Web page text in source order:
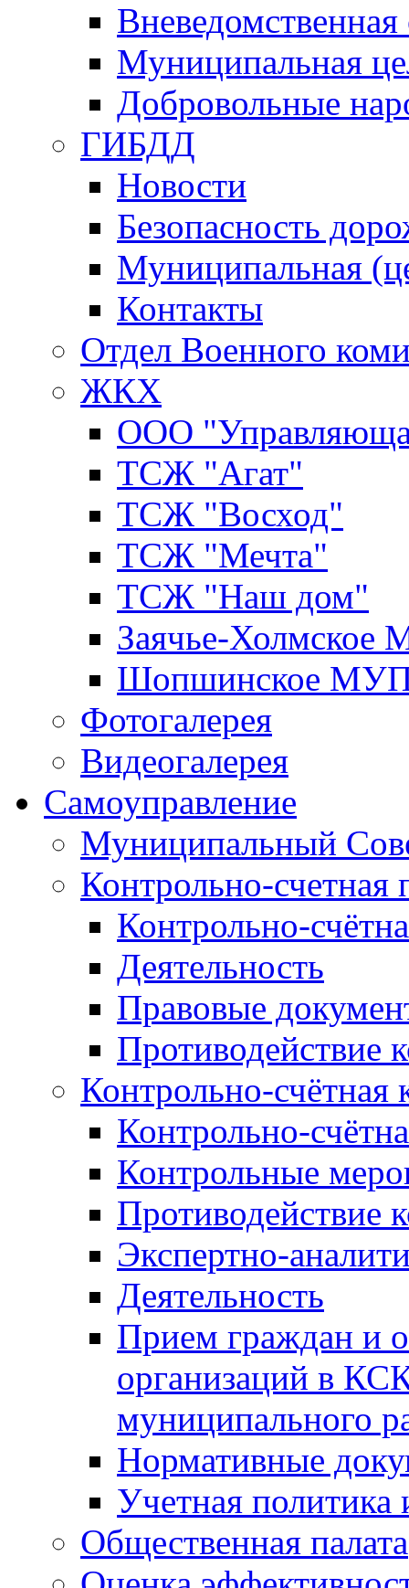
Вневедомственная
Муниципальная
Добровольные
ГИБДД
Новости
Безопасность
Муниципальная
Контакты
Отдел Военного
ЖКХ
ООО
ТСЖ "Агат"
ТСЖ "Восход"
ТСЖ "Мечта"
ТСЖ "Наш дом"
Заячье-
Шопшинское
Фотогалерея
Видеогалерея
Самоуправление
Муниципальный
Контрольно-счетная
Контрольно-
Деятельность
Правовые
Противодействие
Контрольно-счётная
Контрольно-
Контрольные
Противодействие
Экспертно-
Деятельность
Прием граждан и
организаций в
муниципального
Нормативные
Учетная политика
Общественная палата